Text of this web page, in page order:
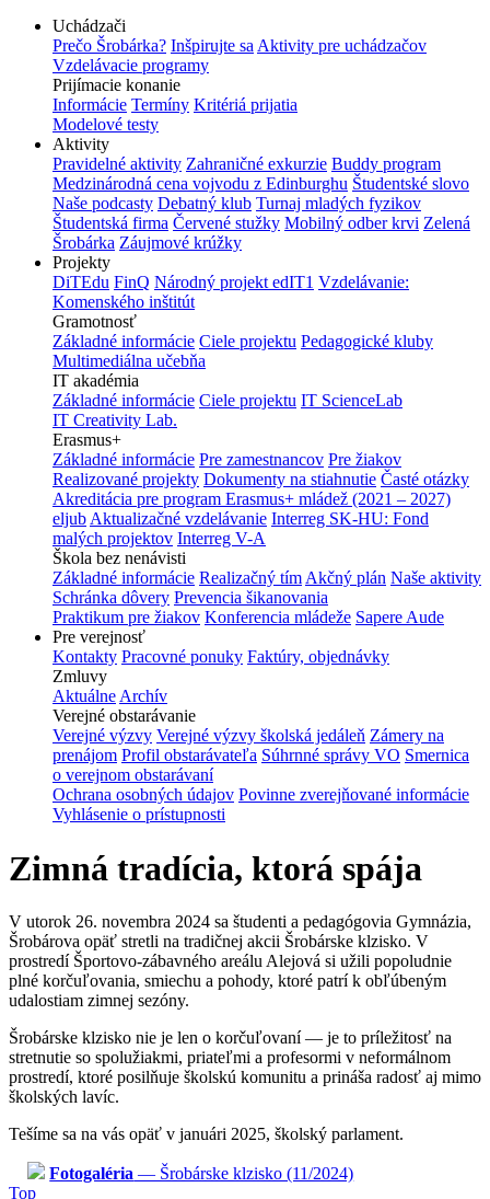
Uchádzači
Prečo Šrobárka? Inšpirujte sa Aktivity pre uchádzačov
Vzdelávacie programy
Prijímacie konanie
Informácie Termíny Kritériá prijatia
Modelové testy
Aktivity
Pravidelné aktivity Zahraničné exkurzie Buddy program
Medzinárodná cena vojvodu z Edinburghu Študentské slovo
Naše podcasty Debatný klub Turnaj mladých fyzikov
Študentská firma Červené stužky Mobilný odber krvi Zelená
Šrobárka Záujmové krúžky
Projekty
DiTEdu FinQ Národný projekt edIT1 Vzdelávanie:
Komenského inštitút
Gramotnosť
Základné informácie Ciele projektu Pedagogické kluby
Multimediálna učebňa
IT akadémia
Základné informácie Ciele projektu IT ScienceLab
IT Creativity Lab.
Erasmus+
Základné informácie Pre zamestnancov Pre žiakov
Realizované projekty Dokumenty na stiahnutie Časté otázky
Akreditácia pre program Erasmus+ mládež (2021 – 2027)
eljub Aktualizačné vzdelávanie Interreg SK-HU: Fond
malých projektov Interreg V-A
Škola bez nenávisti
Základné informácie Realizačný tím Akčný plán Naše aktivity
Schránka dôvery Prevencia šikanovania
Praktikum pre žiakov Konferencia mládeže Sapere Aude
Pre verejnosť
Kontakty Pracovné ponuky Faktúry, objednávky
Zmluvy
Aktuálne Archív
Verejné obstarávanie
Verejné výzvy Verejné výzvy školská jedáleň Zámery na
prenájom Profil obstarávateľa Súhrnné správy VO Smernica
o verejnom obstarávaní
Ochrana osobných údajov Povinne zverejňované informácie
Vyhlásenie o prístupnosti
Zimná tradícia, ktorá spája
V utorok 26. novembra 2024 sa študenti a pedagógovia Gymnázia,
Šrobárova opäť stretli na tradičnej akcii Šrobárske klzisko. V
prostredí Športovo-zábavného areálu Alejová si užili popoludnie
plné korčuľovania, smiechu a pohody, ktoré patrí k obľúbeným
udalostiam zimnej sezóny.
Šrobárske klzisko nie je len o korčuľovaní — je to príležitosť na
stretnutie so spolužiakmi, priateľmi a profesormi v neformálnom
prostredí, ktoré posilňuje školskú komunitu a prináša radosť aj mimo
školských lavíc.
Tešíme sa na vás opäť v januári 2025, školský parlament.
Fotogaléria — Šrobárske klzisko (11/2024)
Top